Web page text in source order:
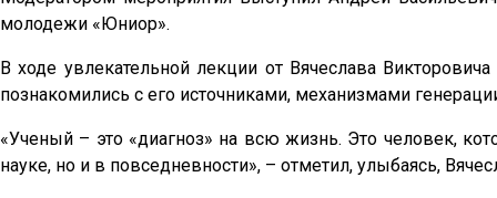
молодежи «Юниор».
В ходе увлекательной лекции от Вячеслава
познакомились с его источниками, механизмами
«Ученый – это «диагноз» на всю жизнь. Это человек,
науке, но и в повседневности», – отметил, улыбаясь,